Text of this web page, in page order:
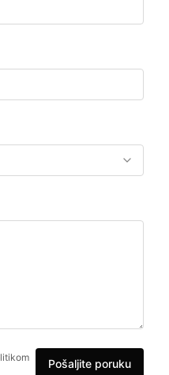
Pošaljite poruku